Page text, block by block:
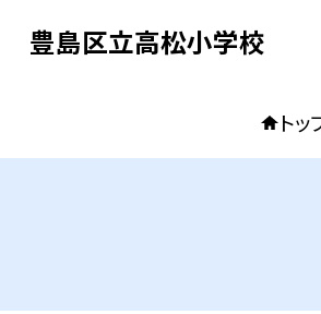
豊島区立高松小学校
ト